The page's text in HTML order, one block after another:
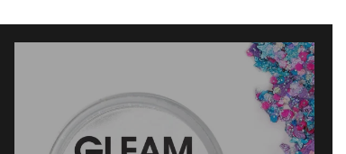
Bericht